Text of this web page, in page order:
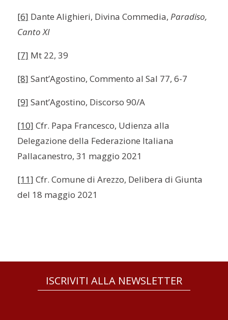
[6] Dante Alighieri, Divina Commedia,Paradiso,
Canto XI
[7] Mt 22, 39
[8] Sant’Agostino, Commento al Sal 77, 6-7
[9] Sant’Agostino, Discorso 90/A
[10] Cfr. Papa Francesco, Udienza alla
Delegazione della Federazione Italiana
Pallacanestro, 31 maggio 2021
[11] Cfr. Comune di Arezzo, Delibera di Giunta
del 18 maggio 2021
ISCRIVITI ALLA NEWSLETTER